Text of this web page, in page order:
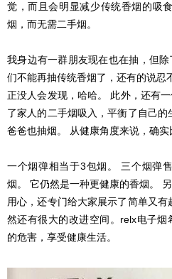
觉，而且会明显减少传统香烟的吸
烟，而无需二手烟。
我身边有一群朋友现在也在抽，但
们不能再抽传统香烟了，还有的说忍
正没人会发现，哈哈。 此外，还有
了家人的二手烟吸入，平衡了自己
爸爸也抽烟。 从健康角度来说，确实
一个烟弹相当于3包烟。 三个烟弹
烟。 它仍然是一种更健康的香烟。
用心，还专门给大家展示了简单又
然还有很大的改进空间。relx电子
的危害，享受健康生活。